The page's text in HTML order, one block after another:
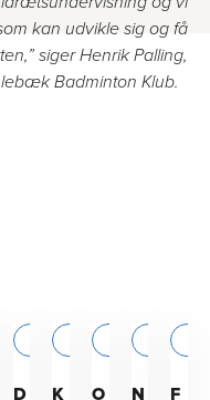
kan udvikle sig og få
siger Henrik Palling,
Badminton Klub.
Forening
love og jura
Regler, love og jura
Regler, love og jura
FrivilligeTræner/instruktør
Forening Økonomi
Esport Forening
D
Bestyrelsesarbejde
K
Forening
O
N
F